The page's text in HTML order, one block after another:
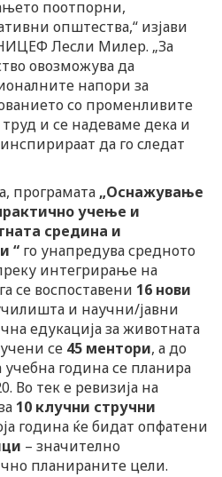
поотпорни,
општества,“ изјави
Лесли Милер. „За
овозможува да
напори за
со променливите
и се надеваме дека и
да го следат
програмата „Оснажување
учење и
средина и
“ го унапредува средното
интегрирање на
се воспоставени 16 нови
и научни/јавни
едукација за животната
се 45 ментори, а до
учебна година се планира
Во тек е ревизија на
10 клучни стручни
година ќе бидат опфатени
– значително
планираните цели.